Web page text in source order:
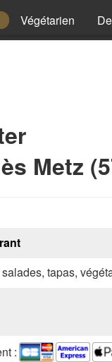
Végétarien
Metz
tapas,
: